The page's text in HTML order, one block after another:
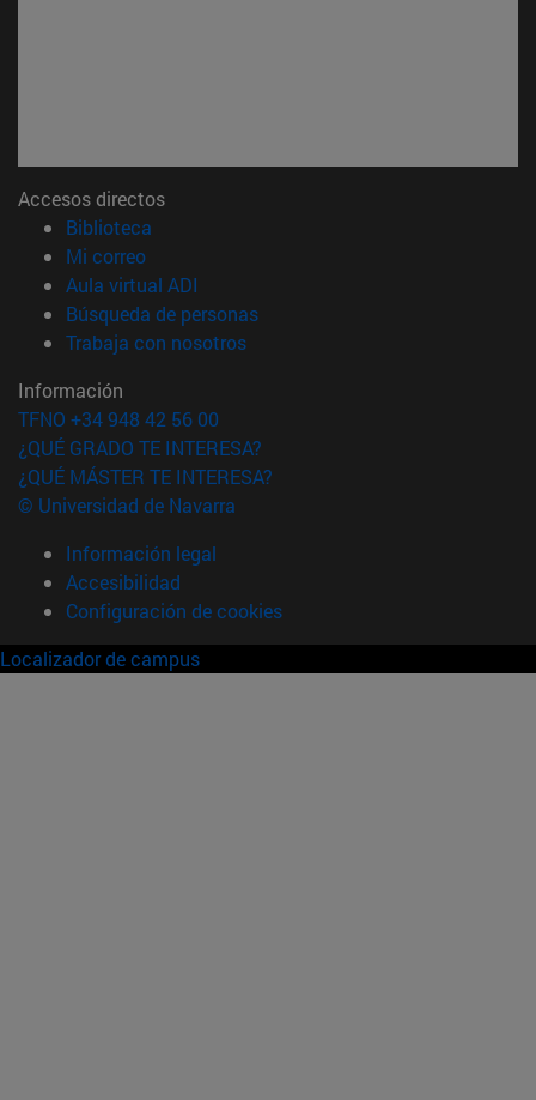
Accesos directos
Biblioteca
Mi correo(abre en nueva ventana)
Aula virtual ADI
Búsqueda de personas(abre en nueva ventana)
Trabaja con nosotros(abre en nueva ventana)
Información
TFNO +34 948 42 56 00
¿QUÉ GRADO TE INTERESA?
¿QUÉ MÁSTER TE INTERESA?
© Universidad de Navarra
Información legal
Accesibilidad
Configuración de cookies
Localizador de campus